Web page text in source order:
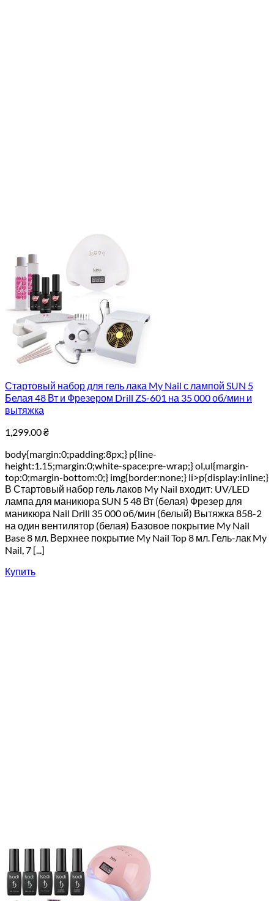
Стартовый набор для гель лака My Nail с лампой SUN 5
Белая 48 Вт и Фрезером Drill ZS-601 на 35 000 об/мин и
вытяжка
1,299.00₴
body{margin:0;padding:8px;} p{line-
height:1.15;margin:0;white-space:pre-wrap;} ol,ul{margin-
top:0;margin-bottom:0;} img{border:none;} li>p{display:inline;}
В Стартовый набор гель лаков My Nail входит: UV/LED
лампа для маникюра SUN 5 48 Вт (белая) Фрезер для
маникюра Nail Drill 35 000 об/мин (белый) Вытяжка 858-2
на один вентилятор (белая) Базовое покрытие My Nail
Base 8 мл. Верхнее покрытие My Nail Top 8 мл. Гель-лак My
Nail, 7 [...]
Купить